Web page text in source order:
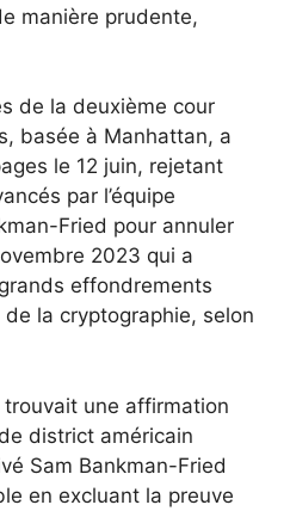
manière prudente,
de la deuxième cour
basée à Manhattan, a
le 12 juin, rejetant
par l’équipe
Fried pour annuler
2023 qui a
effondrements
de la cryptographie, selon
une affirmation
district américain
Sam Bankman-Fried
en excluant la preuve